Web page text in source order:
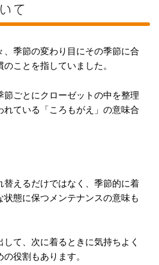
て
、季節の変わり目にその季節に合
ことを指していました。
節ごとにクローゼットの中を整理
れている「ころもがえ」の意味合
替えるだけではなく、季節的に着
状態に保つメンテナンスの意味も
て、次に着るときに気持ちよく
役割もあります。